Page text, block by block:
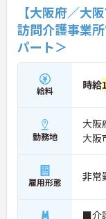
【大阪府／大
訪問介護事業
パート＞
給料 時給
勤務地
大阪
大阪
雇用形態 非常
■介